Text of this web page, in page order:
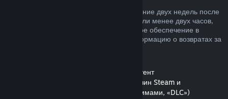
Возможность осуществить возврат в течение двух недель после
покупки за продукты, в которых вы провели менее двух часов,
распространяется на игры и программное обеспечение в
магазине Steam. Далее вы найдете информацию о возвратах за
Возврат средств за дополнительный контент
(контент, распространяемый через магазин Steam и
используемый другими играми и программами, «DLC»)